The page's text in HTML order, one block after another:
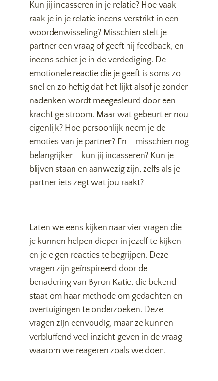
Kun jij incasseren in je relatie? Hoe vaak
raak je in je relatie ineens verstrikt in een
woordenwisseling? Misschien stelt je
partner een vraag of geeft hij feedback, en
ineens schiet je in de verdediging. De
emotionele reactie die je geeft is soms zo
snel en zo heftig dat het lijkt alsof je zonder
nadenken wordt meegesleurd door een
krachtige stroom. Maar wat gebeurt er nou
eigenlijk? Hoe persoonlijk neem je de
emoties van je partner? En – misschien nog
belangrijker – kun jij incasseren? Kun je
blijven staan en aanwezig zijn, zelfs als je
partner iets zegt wat jou raakt?
Laten we eens kijken naar vier vragen die
je kunnen helpen dieper in jezelf te kijken
en je eigen reacties te begrijpen. Deze
vragen zijn geïnspireerd door de
benadering van Byron Katie, die bekend
staat om haar methode om gedachten en
overtuigingen te onderzoeken. Deze
vragen zijn eenvoudig, maar ze kunnen
verbluffend veel inzicht geven in de vraag
waarom we reageren zoals we doen.